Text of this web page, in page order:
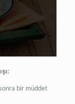
bir müddet